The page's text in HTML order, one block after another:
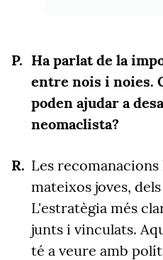
Ha parlat de la
entre nois i noies.
poden ajudar a
neomaclista?
Les
mateixos joves,
L'estratègia més
junts i vinculats.
té a veure amb